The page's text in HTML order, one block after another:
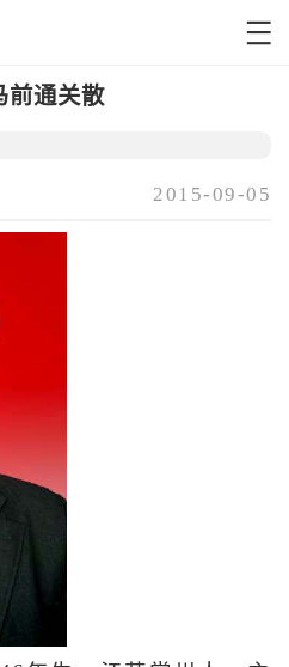
前通关散
2015-09-05